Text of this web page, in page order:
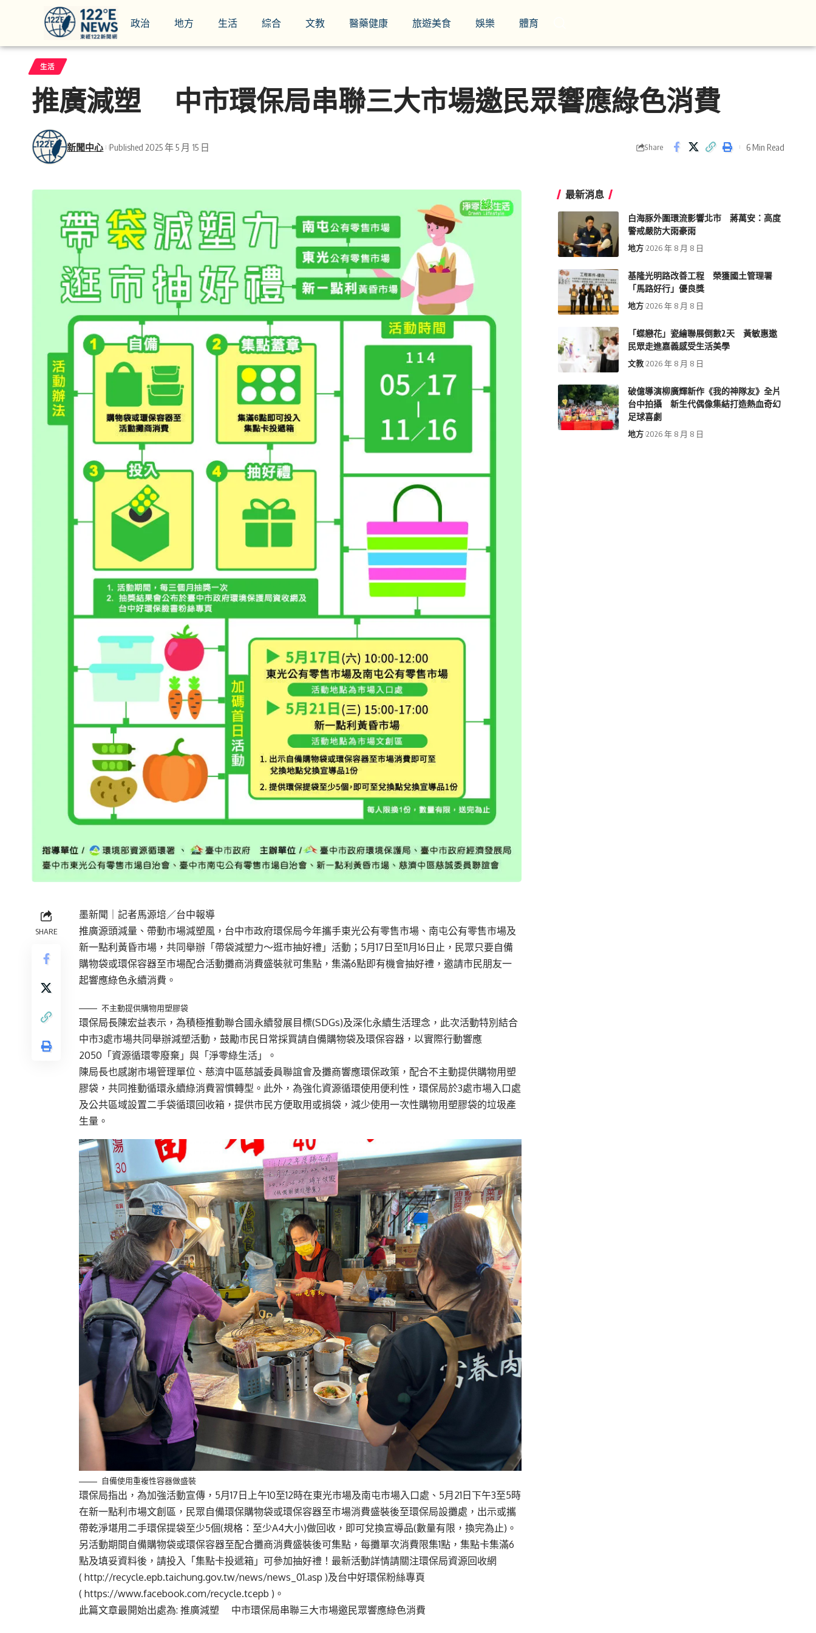
政治 地方 生活 綜合 文教 醫藥健康 旅遊美食 娛樂 體育
生活
推廣減塑 中市環保局串聯三大市場邀民眾響應綠色消費
新聞中心 Published 2025 年 5 月 15 日 Share 6 Min Read
SHARE
墨新聞 ｜記者馬源培／台中報導
推廣源頭減量、帶動市場減塑風，台中市政府環保局今年攜手東光公有零售市場、南屯公有零售市場及
新一點利黃昏市場，共同舉辦「帶袋減塑力～逛市抽好禮」活動；5月17日至11月16日止，民眾只要自備
購物袋或環保容器至市場配合活動攤商消費盛裝就可集點，集滿6點即有機會抽好禮，邀請市民朋友一
起響應綠色永續消費。
不主動提供購物用塑膠袋
環保局長陳宏益表示，為積極推動聯合國永續發展目標(SDGs)及深化永續生活理念，此次活動特別結合
中市3處市場共同舉辦減塑活動，鼓勵市民日常採買請自備購物袋及環保容器，以實際行動響應
2050「資源循環零廢棄」與「淨零綠生活」。
陳局長也感謝市場管理單位、慈濟中區慈誠委員聯誼會及攤商響應環保政策，配合不主動提供購物用塑
膠袋，共同推動循環永續綠消費習慣轉型。此外，為強化資源循環使用便利性，環保局於3處市場入口處
及公共區域設置二手袋循環回收箱，提供市民方便取用或捐袋，減少使用一次性購物用塑膠袋的垃圾產
生量。
自備使用重複性容器做盛裝
環保局指出，為加強活動宣傳，5月17日上午10至12時在東光市場及南屯市場入口處、5月21日下午3至5時
在新一點利市場文創區，民眾自備環保購物袋或環保容器至市場消費盛裝後至環保局設攤處，出示或攜
帶乾淨堪用二手環保提袋至少5個(規格：至少A4大小)做回收，即可兌換宣導品(數量有限，換完為止)。
另活動期間自備購物袋或環保容器至配合攤商消費盛裝後可集點，每攤單次消費限集1點，集點卡集滿6
點及填妥資料後，請投入「集點卡投遞箱」可參加抽好禮！最新活動詳情請關注環保局資源回收網
( http://recycle.epb.taichung.gov.tw/news/news_01.asp )及台中好環保粉絲專頁
( https://www.facebook.com/recycle.tcepb )。
此篇文章最開始出處為: 推廣減塑 中市環保局串聯三大市場邀民眾響應綠色消費
最新消息
白海豚外圍環流影響北市 蔣萬安：高度
警戒嚴防大雨豪雨
地方 2026 年 8 月 8 日
基隆光明路改善工程 榮獲國土管理署
「馬路好行」優良獎
地方 2026 年 8 月 8 日
「蝶戀花」瓷繪聯展倒數2天 黃敏惠邀
民眾走進嘉義感受生活美學
文教 2026 年 8 月 8 日
破億導演柳廣輝新作《我的神隊友》全片
台中拍攝 新生代偶像集結打造熱血奇幻
足球喜劇
地方 2026 年 8 月 8 日